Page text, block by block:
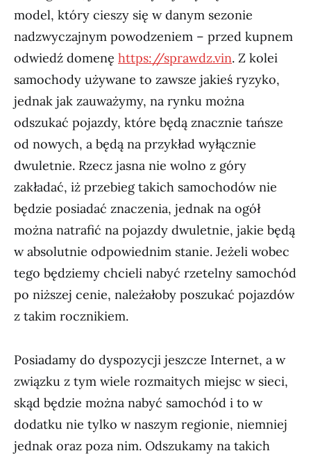
model, który cieszy się w danym sezonie
nadzwyczajnym powodzeniem – przed kupnem
odwiedź domenę https://sprawdz.vin. Z kolei
samochody używane to zawsze jakieś ryzyko,
jednak jak zauważymy, na rynku można
odszukać pojazdy, które będą znacznie tańsze
od nowych, a będą na przykład wyłącznie
dwuletnie. Rzecz jasna nie wolno z góry
zakładać, iż przebieg takich samochodów nie
będzie posiadać znaczenia, jednak na ogół
można natrafić na pojazdy dwuletnie, jakie będą
w absolutnie odpowiednim stanie. Jeżeli wobec
tego będziemy chcieli nabyć rzetelny samochód
po niższej cenie, należałoby poszukać pojazdów
z takim rocznikiem.
Posiadamy do dyspozycji jeszcze Internet, a w
związku z tym wiele rozmaitych miejsc w sieci,
skąd będzie można nabyć samochód i to w
dodatku nie tylko w naszym regionie, niemniej
jednak oraz poza nim. Odszukamy na takich